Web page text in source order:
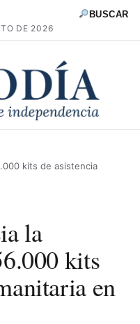
DE 2026
BUSCAR
kits de asistencia
la
kits
en